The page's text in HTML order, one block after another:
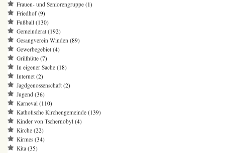
Frauen- und Seniorengruppe (1)
Friedhof(9)
Fußball (130)
Gemeinderat (192)
Gesangverein Winden (89)
Gewerbegebiet (4)
Grillhütte (7)
In eigener Sache (18)
Internet (2)
Jagdgenossenschaft (2)
Jugend (36)
Karneval (110)
Katholische Kirchengemeinde (139)
Kinder von Tschernobyl (4)
Kirche (22)
Kirmes (34)
Kita (35)